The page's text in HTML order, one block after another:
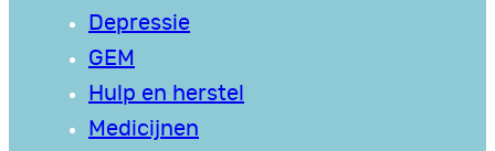
Depressie
GEM
Hulp en herstel
Medicijnen